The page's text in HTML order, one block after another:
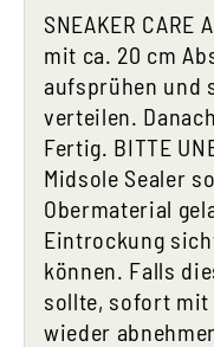
SNEAKER CARE
mit ca. 20 cm
aufsprühen und
verteilen.
Fertig. BITTE
Midsole Sealer
Obermaterial
Eintrockung
können. Falls
sollte, sofort mit
wieder